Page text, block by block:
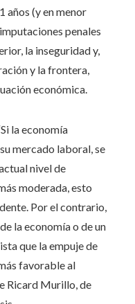
años (y en menor
penales
la inseguridad y,
y la frontera,
económica.
la economía
mercado laboral, se
nivel de
moderada, esto
Por el contrario,
la economía o de un
que la empuje de
favorable al
Ricard Murillo, de